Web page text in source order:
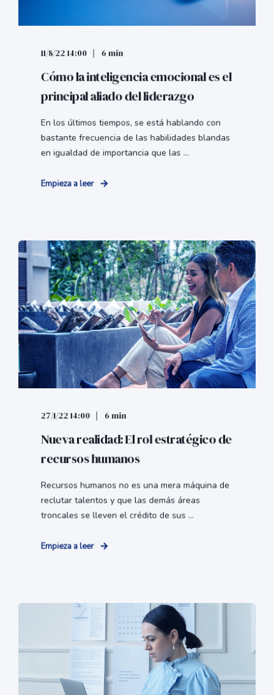
11/8/22 14:00 6 min
Cómo la inteligencia emocional es el
principal aliado del liderazgo
En los últimos tiempos, se está hablando con
bastante frecuencia de las habilidades blandas
en igualdad de importancia que las ...
Empieza a leer
27/1/22 14:00 6 min
Nueva realidad: El rol estratégico de
recursos humanos
Recursos humanos no es una mera máquina de
reclutar talentos y que las demás áreas
troncales se lleven el crédito de sus ...
Empieza a leer